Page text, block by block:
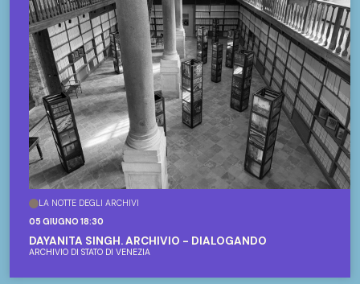
LA NOTTE DEGLI ARCHIVI
05 GIUGNO 18:30
DAYANITA SINGH. ARCHIVIO - DIALOGANDO
ARCHIVIO DI STATO DI VENEZIA